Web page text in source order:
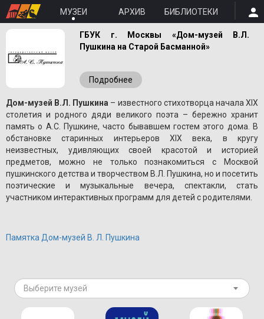
МУЗЕИ АРХИВ БИБЛИОТЕКИ
ГБУК г. Москвы «Дом-музей В.Л.
Пушкина на Старой Басманной»
Подробнее
Дом-музей В.Л. Пушкина – известного стихотворца начала XIX
столетия и родного дяди великого поэта – бережно хранит
память о A.С. Пушкине, часто бывавшем гостем этого дома. В
обстановке старинных интерьеров XIX века, в кругу
неизвестных, удивляющих своей красотой и историей
предметов, можно не только познакомиться с Москвой
пушкинского детства и творчеством В.Л. Пушкина, но и посетить
поэтические и музыкальные вечера, спектакли, стать
участником интерактивных программ для детей с родителями.
Памятка Дом-музей В. Л. Пушкина
Выберите музей